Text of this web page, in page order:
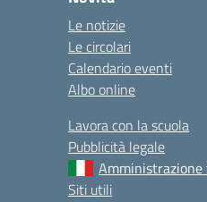
Le notizie
Le circolari
Calendario eventi
Albo online
Lavora con la scuola
Pubblicità legale
Siti utili